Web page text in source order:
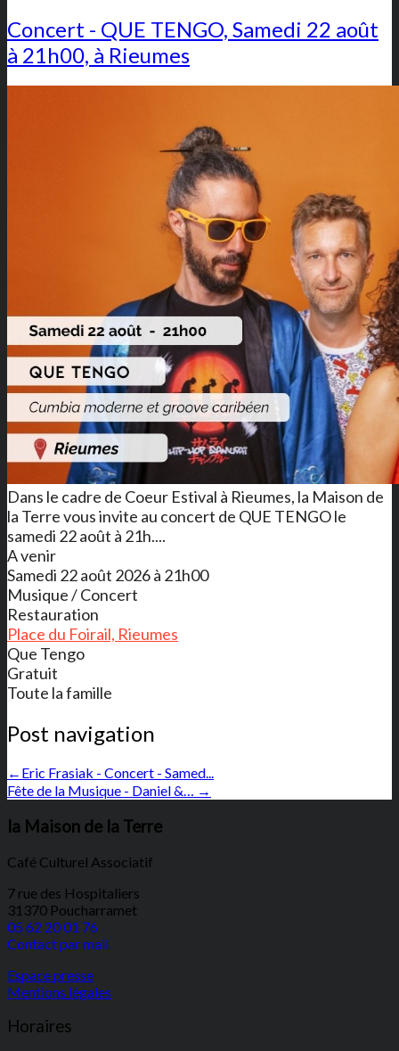
Concert - QUE TENGO, Samedi 22 août
à 21h00, à Rieumes
Dans le cadre de Coeur Estival à Rieumes, la Maison de
la Terre vous invite au concert de QUE TENGO le
samedi 22 août à 21h....
A venir
Samedi 22 août 2026 à 21h00
Musique / Concert
Restauration
Place du Foirail, Rieumes
Que Tengo
Gratuit
Toute la famille
Post navigation
← Eric Frasiak - Concert - Samed...
Fête de la Musique - Daniel &… →
la Maison de la Terre
Café Culturel Associatif
7 rue des Hospitaliers
31370 Poucharramet
05 62 20 01 76
Contact par mail
Espace presse
Mentions légales
Horaires